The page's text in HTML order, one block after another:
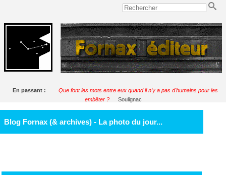
En passant :
Que font les mots entre eux quand il n'y a pas d'humains pour les
embêter ?
Soulignac
Blog Fornax (& archives) - La photo du jour...